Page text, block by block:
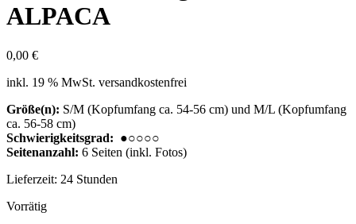
ALPACA
0,00 €
inkl. 19 % MwSt. versandkostenfrei
Größe(n): S/M (Kopfumfang ca. 54-56 cm) und M/L (Kopfumfang
ca. 56-58 cm)
Schwierigkeitsgrad: ●○○○○
Seitenanzahl: 6 Seiten (inkl. Fotos)
Lieferzeit: 24 Stunden
Vorrätig